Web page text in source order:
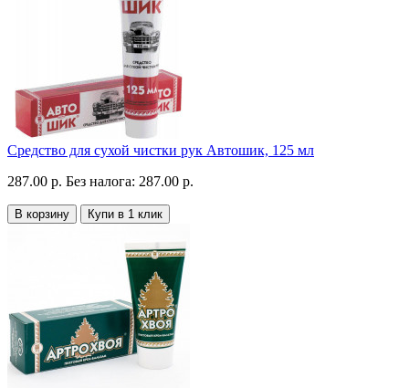
Средство для сухой чистки рук Автошик, 125 мл
287.00 р. Без налога: 287.00 р.
В корзину Купи в 1 клик